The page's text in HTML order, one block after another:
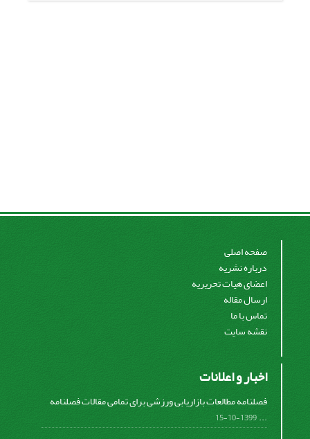
صفحه اصلی
درباره نشریه
اعضای هیات تحریریه
ارسال مقاله
تماس با ما
نقشه سایت
اخبار و اعلانات
فصلنامه مطالعات بازاریابی ورزشی برای تمامی مقالات فصلنامه
...
1399-10-15